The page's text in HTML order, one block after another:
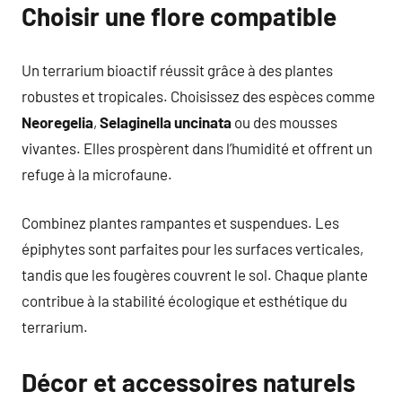
Choisir une flore compatible
Un terrarium bioactif réussit grâce à des plantes
robustes et tropicales. Choisissez des espèces comme
Neoregelia, Selaginella uncinata ou des mousses
vivantes. Elles prospèrent dans l’humidité et offrent un
refuge à la microfaune.
Combinez plantes rampantes et suspendues. Les
épiphytes sont parfaites pour les surfaces verticales,
tandis que les fougères couvrent le sol. Chaque plante
contribue à la stabilité écologique et esthétique du
terrarium.
Décor et accessoires naturels